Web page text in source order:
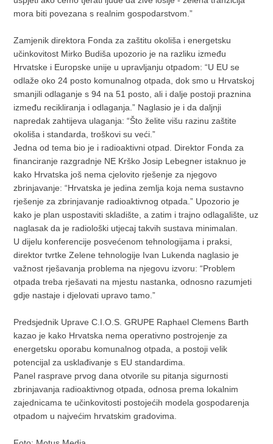
mora biti povezana s realnim gospodarstvom.”
Zamjenik direktora Fonda za zaštitu okoliša i energetsku
učinkovitost Mirko Budiša upozorio je na razliku između
Hrvatske i Europske unije u upravljanju otpadom: “U EU se
odlaže oko 24 posto komunalnog otpada, dok smo u Hrvatskoj
smanjili odlaganje s 94 na 51 posto, ali i dalje postoji praznina
između recikliranja i odlaganja.” Naglasio je i da daljnji
napredak zahtijeva ulaganja: “Što želite višu razinu zaštite
okoliša i standarda, troškovi su veći.”
Jedna od tema bio je i radioaktivni otpad. Direktor Fonda za
financiranje razgradnje NE Krško Josip Lebegner istaknuo je
kako Hrvatska još nema cjelovito rješenje za njegovo
zbrinjavanje: “Hrvatska je jedina zemlja koja nema sustavno
rješenje za zbrinjavanje radioaktivnog otpada.” Upozorio je
kako je plan uspostaviti skladište, a zatim i trajno odlagalište, uz
naglasak da je radiološki utjecaj takvih sustava minimalan.
U dijelu konferencije posvećenom tehnologijama i praksi,
direktor tvrtke Zelene tehnologije Ivan Lukenda naglasio je
važnost rješavanja problema na njegovu izvoru: “Problem
otpada treba rješavati na mjestu nastanka, odnosno razumjeti
gdje nastaje i djelovati upravo tamo.”
Predsjednik Uprave C.I.O.S. GRUPE Raphael Clemens Barth
kazao je kako Hrvatska nema operativno postrojenje za
energetsku oporabu komunalnog otpada, a postoji velik
potencijal za usklađivanje s EU standardima.
Panel rasprave prvog dana otvorile su pitanja sigurnosti
zbrinjavanja radioaktivnog otpada, odnosa prema lokalnim
zajednicama te učinkovitosti postojećih modela gospodarenja
otpadom u najvećim hrvatskim gradovima.